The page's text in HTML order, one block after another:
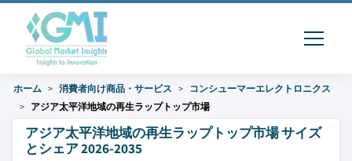
ホーム 消費者向け商品・サービス
コンシューマーエレクトロニクス
アジア太平洋地域の再生ラップトップ市場
アジア太平洋地域の再生ラップトップ市場 サイズ
とシェア 2026-2035